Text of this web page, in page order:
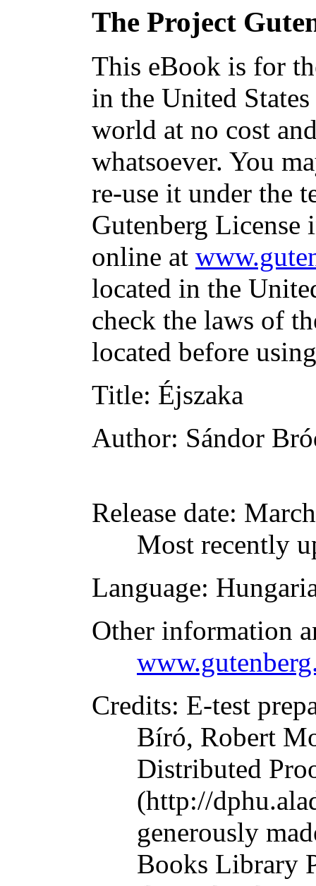
The Project
This eBook is for
in the United
world at no cost
whatsoever. You
re-use it under the
Gutenberg
online at
located in the
check the laws of
located before
Title: Éjszaka
Author: Sándor
Release date:
Most recently
Language:
Other information
Credits: E-test
Bíró, Robert
Distributed
(http://
generously
Books Library